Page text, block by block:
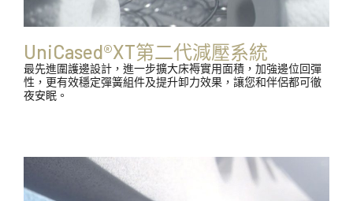
UniCased®XT第二代減壓系統
最先進圍護邊設計，進一步擴大床褥實用面積，加強邊位回彈
性，更有效穩定彈簧組件及提升卸力效果，讓您和伴侶都可徹
夜安眠。